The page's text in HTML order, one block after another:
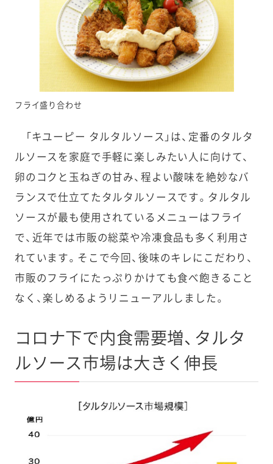
フライ盛り合わせ
「キユーピー タルタルソース」は、定番のタルタ
ルソースを家庭で手軽に楽しみたい人に向けて、
卵のコクと玉ねぎの甘み、程よい酸味を絶妙なバ
ランスで仕立てたタルタルソースです。タルタル
ソースが最も使用されているメニューはフライ
で、近年では市販の総菜や冷凍食品も多く利用さ
れています。そこで今回、後味のキレにこだわり、
市販のフライにたっぷりかけても食べ飽きること
なく、楽しめるようリニューアルしました。
コロナ下で内食需要増、タルタ
ルソース市場は大きく伸長